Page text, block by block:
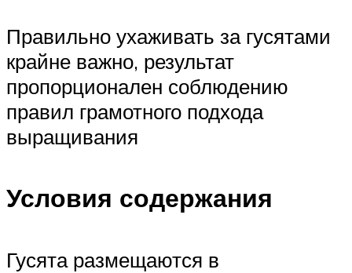
Правильно ухаживать за гусятами
крайне важно, результат
пропорционален соблюдению
правил грамотного подхода
выращивания
Условия содержания
Гусята размещаются в